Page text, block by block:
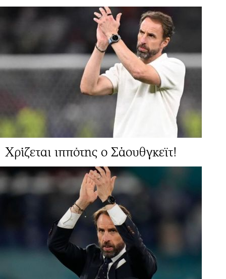
Χρίζεται ιππότης ο Σάουθγκεϊτ!